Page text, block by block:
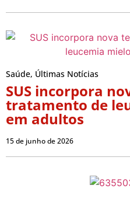
Saúde, Últimas Notícias
SUS incorpora
tratamento de
em adultos
15 de junho de 2026